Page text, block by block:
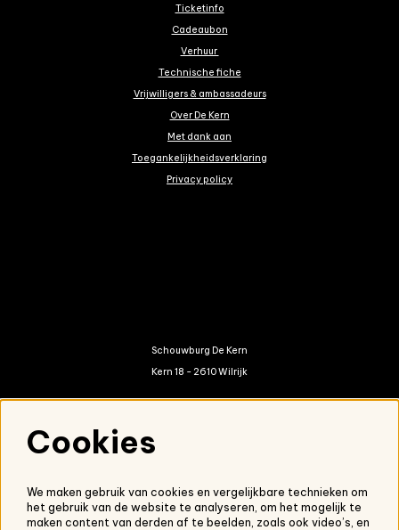
Ticketinfo
Cadeaubon
Verhuur
Technische fiche
Vrijwilligers & ambassadeurs
Over De Kern
Met dank aan
Toegankelijkheidsverklaring
Privacy policy
Schouwburg De Kern
Kern 18 - 2610 Wilrijk
Nieuwsbrief
Cookies
We maken gebruik van cookies en vergelijkbare technieken om
het gebruik van de website te analyseren, om het mogelijk te
maken content van derden af te beelden, zoals ook video’s, en